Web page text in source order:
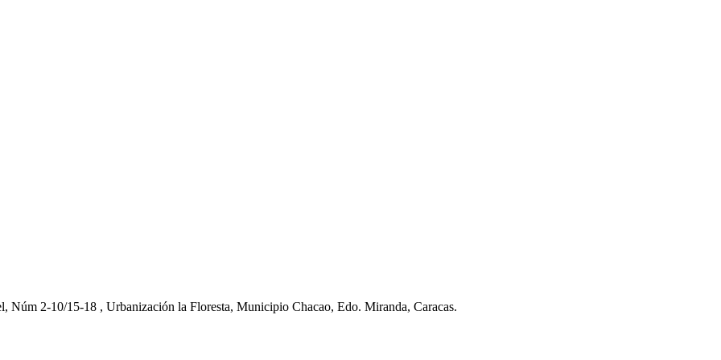
Núm 2-10/15-18 , Urbanización la Floresta, Municipio Chacao, Edo. Miranda, Caracas.